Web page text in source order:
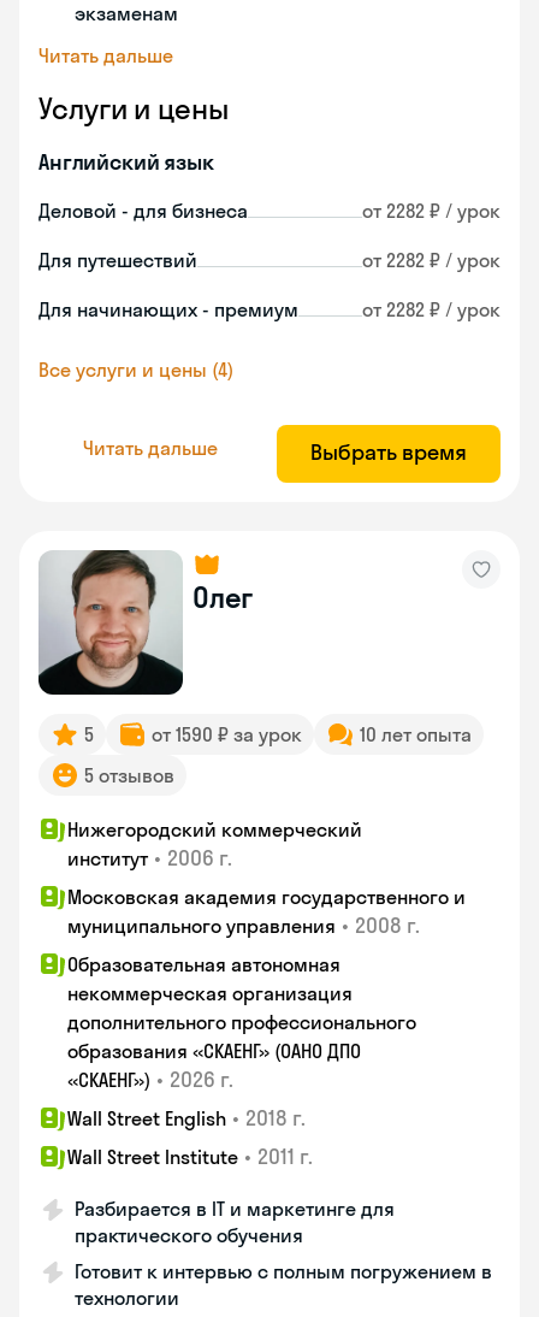
экзаменам
Читать дальше
Услуги и цены
Английский язык
Деловой - для бизнеса от 2282 ₽ / урок
Для путешествий от 2282 ₽ / урок
Для начинающих - премиум от 2282 ₽ / урок
Все услуги и цены (4)
Читать дальше Выбрать время
Олег
5 от 1590 ₽ за урок
10 лет опыта
5 отзывов
Нижегородский коммерческий
институт • 2006 г.
Московская академия государственного и
муниципального управления • 2008 г.
Образовательная автономная
некоммерческая организация
дополнительного профессионального
образования «СКАЕНГ» (ОАНО ДПО
«СКАЕНГ») • 2026 г.
Wall Street English • 2018 г.
Wall Street Institute • 2011 г.
Разбирается в IT и маркетинге для
практического обучения
Готовит к интервью с полным погружением в
технологии